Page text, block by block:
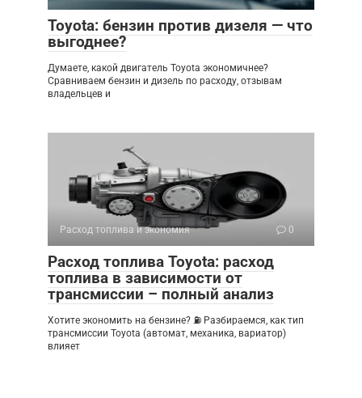
Toyota: бензин против дизеля — что
выгоднее?
Думаете, какой двигатель Toyota экономичнее?
Сравниваем бензин и дизель по расходу, отзывам
владельцев и
Расход топлива и экономия 0
Расход топлива Toyota: расход
топлива в зависимости от
трансмиссии – полный анализ
Хотите экономить на бензине? ⛽ Разбираемся, как тип
трансмиссии Toyota (автомат, механика, вариатор)
влияет